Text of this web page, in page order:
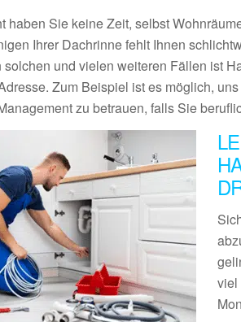
haben Sie keine Zeit, selbst
Ihrer Dachrinne fehlt Ihnen
solchen und vielen weiteren Fällen ist
Zum Beispiel ist es möglich,
zu betrauen, falls Sie
viel